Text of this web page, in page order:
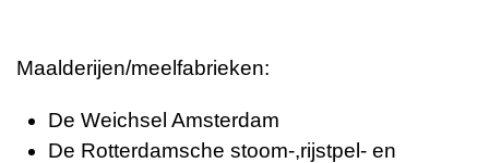
Maalderijen/meelfabrieken:
De Weichsel Amsterdam
De Rotterdamsche stoom-,rijstpel- en